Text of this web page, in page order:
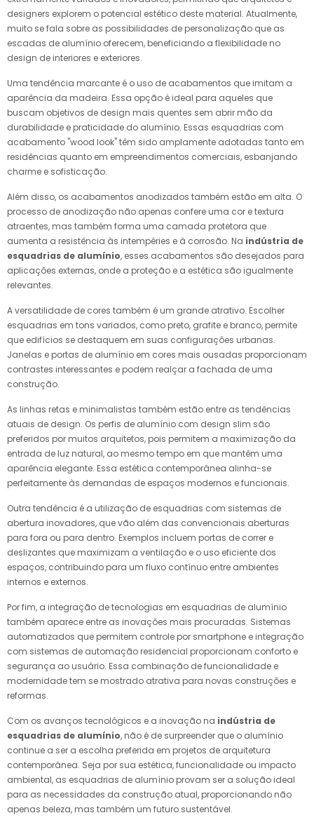
designers explorem o potencial estético deste material. Atualmente,
muito se fala sobre as possibilidades de personalização que as
escadas de alumínio oferecem, beneficiando a flexibilidade no
design de interiores e exteriores.
Uma tendência marcante é o uso de acabamentos que imitam a
aparência da madeira. Essa opção é ideal para aqueles que
buscam objetivos de design mais quentes sem abrir mão da
durabilidade e praticidade do alumínio. Essas esquadrias com
acabamento "wood look" têm sido amplamente adotadas tanto em
residências quanto em empreendimentos comerciais, esbanjando
charme e sofisticação.
Além disso, os acabamentos anodizados também estão em alta. O
processo de anodização não apenas confere uma cor e textura
atraentes, mas também forma uma camada protetora que
aumenta a resistência às intempéries e à corrosão. Na indústria de
esquadrias de alumínio, esses acabamentos são desejados para
aplicações externas, onde a proteção e a estética são igualmente
relevantes.
A versatilidade de cores também é um grande atrativo. Escolher
esquadrias em tons variados, como preto, grafite e branco, permite
que edifícios se destaquem em suas configurações urbanas.
Janelas e portas de alumínio em cores mais ousadas proporcionam
contrastes interessantes e podem realçar a fachada de uma
construção.
As linhas retas e minimalistas também estão entre as tendências
atuais de design. Os perfis de alumínio com design slim são
preferidos por muitos arquitetos, pois permitem a maximização da
entrada de luz natural, ao mesmo tempo em que mantêm uma
aparência elegante. Essa estética contemporânea alinha-se
perfeitamente às demandas de espaços modernos e funcionais.
Outra tendência é a utilização de esquadrias com sistemas de
abertura inovadores, que vão além das convencionais aberturas
para fora ou para dentro. Exemplos incluem portas de correr e
deslizantes que maximizam a ventilação e o uso eficiente dos
espaços, contribuindo para um fluxo contínuo entre ambientes
internos e externos.
Por fim, a integração de tecnologias em esquadrias de alumínio
também aparece entre as inovações mais procuradas. Sistemas
automatizados que permitem controle por smartphone e integração
com sistemas de automação residencial proporcionam conforto e
segurança ao usuário. Essa combinação de funcionalidade e
modernidade tem se mostrado atrativa para novas construções e
reformas.
Com os avanços tecnológicos e a inovação na indústria de
esquadrias de alumínio, não é de surpreender que o alumínio
continue a ser a escolha preferida em projetos de arquitetura
contemporânea. Seja por sua estética, funcionalidade ou impacto
ambiental, as esquadrias de alumínio provam ser a solução ideal
para as necessidades da construção atual, proporcionando não
apenas beleza, mas também um futuro sustentável.